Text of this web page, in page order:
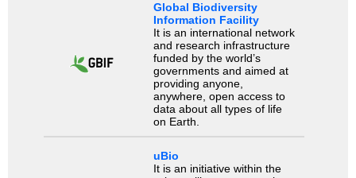
Global Biodiversity
Information Facility
It is an international network
and research infrastructure
funded by the world’s
governments and aimed at
providing anyone,
anywhere, open access to
data about all types of life
on Earth.
uBio
It is an initiative within the